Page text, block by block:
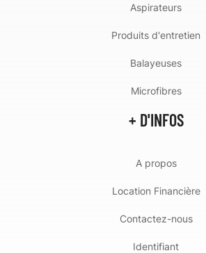
Aspirateurs
Produits d'entretien
Balayeuses
Microfibres
+ D'INFOS
A propos
Location Financière
Contactez-nous
Identifiant